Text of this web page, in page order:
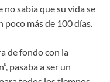
sabía que su vida se
más de 100 días.
de fondo con la
pasaba a ser un